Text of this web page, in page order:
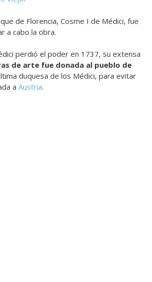
de Florencia, Cosme I de Médici, fue
a cabo la obra.
perdió el poder en 1737, su extensa
de arte fue donada al pueblo de
duquesa de los Médici, para evitar
a Austria.